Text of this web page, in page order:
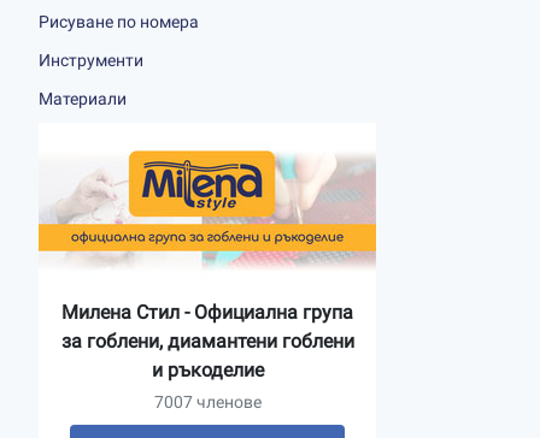
Рисуване по номера
Инструменти
Материали
Милена Стил - Официална група
за гоблени, диамантени гоблени
и ръкоделие
7007 членове